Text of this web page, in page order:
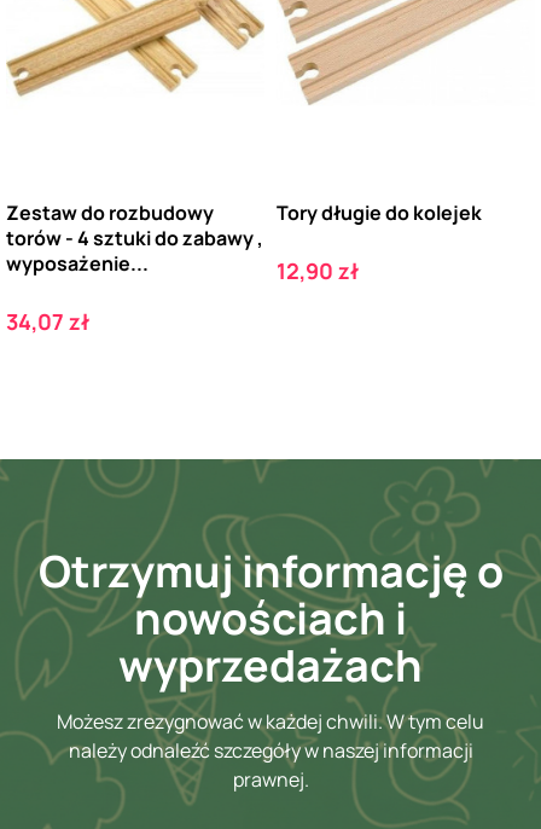
Zestaw do rozbudowy
torów - 4 sztuki do zabawy ,
wyposażenie...
Cena
34,07 zł
Tory długie do kolejek
Cena
12,90 zł
Otrzymuj informację o
nowościach i
wyprzedażach
Możesz zrezygnować w każdej chwili. W tym celu
należy odnaleźć szczegóły w naszej informacji
prawnej.